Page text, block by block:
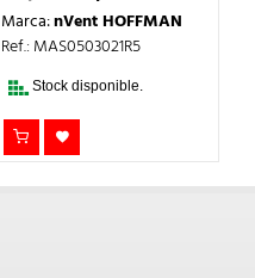
PRECIO
ORIGINAL
ERA:
PRECIO
ACTUAL
ES:
Marca:nVent HOFFMAN
Ref.: MAS0503021R5
Stock disponible.